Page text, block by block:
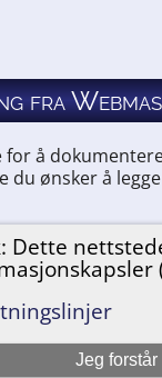
Dette
Jeg forstår
fra
å
du ønsker å
Hemneslekt 2026
Generation of Genealogy
Retningslinjer